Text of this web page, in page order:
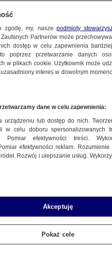
zgodę, my, naszepodmioty
Partnerów może
dostęp w celu zapewnienia
poprzez przetwarzanie danych
w plikach cookie. Użytkownik może
interes w dowolnym
dane w celu zapewnienia:
urządzeniu lub dostęp do nich.
w celu doboru spersonalizowanych
Pomiar efektywności treści.
efektywności reklam.
Rozwój i ulepszanie usług.
Akceptuję
Pokaż cele